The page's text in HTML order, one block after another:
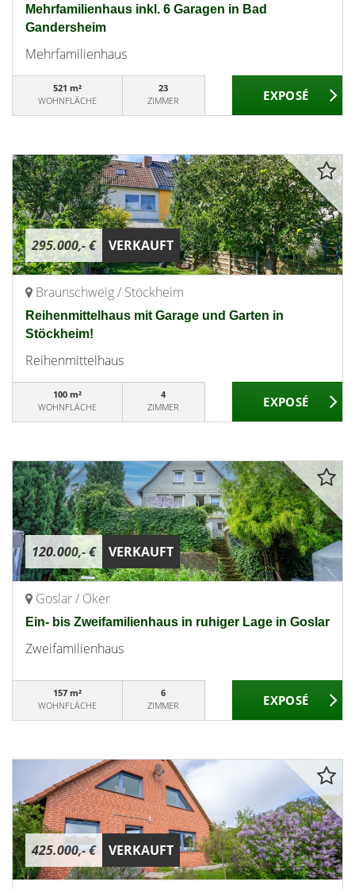
Mehrfamilienhaus inkl. 6 Garagen in Bad
Gandersheim
Mehrfamilienhaus
521 m²
WOHNFLÄCHE
23
ZIMMER
295.000,- € VERKAUFT
Braunschweig / Stöckheim
Reihenmittelhaus mit Garage und Garten in
Stöckheim!
Reihenmittelhaus
100 m²
WOHNFLÄCHE
4
ZIMMER
120.000,- € VERKAUFT
Goslar / Oker
Ein- bis Zweifamilienhaus in ruhiger Lage in Goslar
Zweifamilienhaus
157 m²
WOHNFLÄCHE
6
ZIMMER
425.000,- € VERKAUFT